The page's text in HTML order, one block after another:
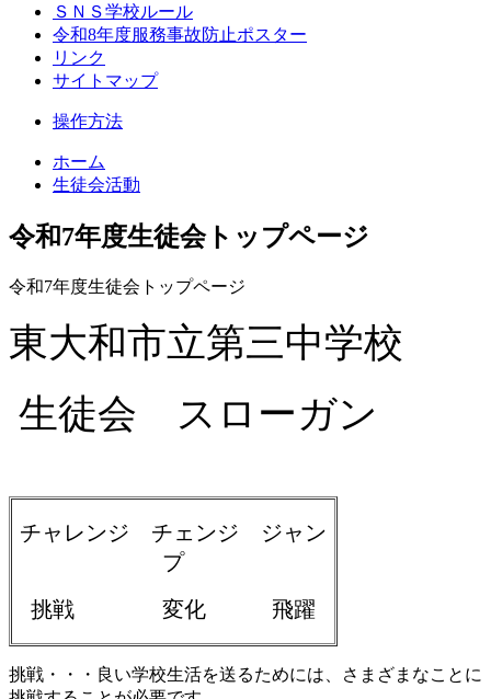
ＳＮＳ学校ルール
令和8年度服務事故防止ポスター
リンク
サイトマップ
操作方法
ホーム
生徒会活動
令和7年度生徒会トップページ
令和7年度生徒会トップページ
東大和市立第三中学校
生徒会 スローガン
チャレンジ チェンジ ジャン
プ
挑戦 変化 飛躍
挑戦・・・良い学校生活を送るためには、さまざまなことに